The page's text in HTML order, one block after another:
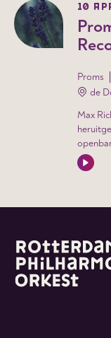
10
Proms
de
Max